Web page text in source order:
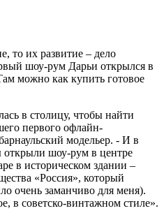
то их развитие – дело
шоу-рум Дарьи открылся в
можно как купить готовое
в столицу, чтобы найти
первого офлайн-
модельер. - И в
открыли шоу-рум в центре
в историческом здании –
«Россия», который
очень заманчиво для меня).
в советско-винтажном стиле».